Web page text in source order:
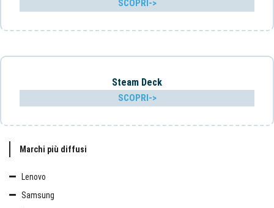
SCOPRI->
Steam Deck
SCOPRI->
Marchi più diffusi
Lenovo
Samsung